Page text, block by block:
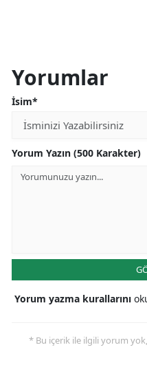
Yorumlar
İsim*
Yorum Yazın (500 Karakter)
Yorum yazma kurallarını
* Bu içerik ile ilgili yorum